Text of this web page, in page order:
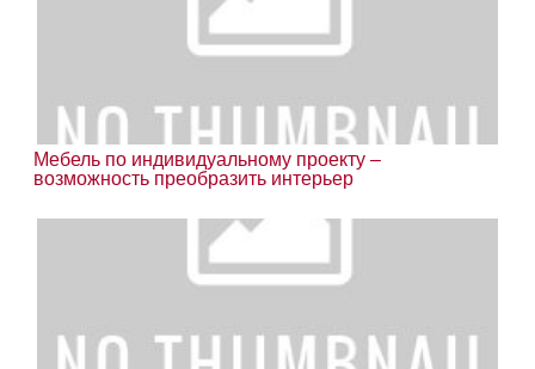
Мебель по индивидуальному проекту –
возможность преобразить интерьер